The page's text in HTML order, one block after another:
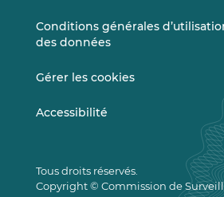
Conditions générales
des données
Gérer les cookies
Accessibilité
Tous droits réservés.
Copyright © Commission de